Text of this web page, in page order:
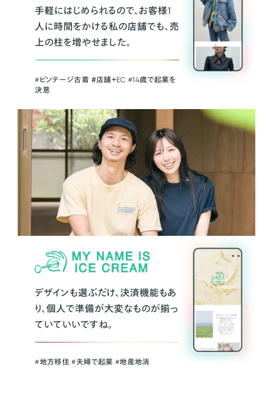
手軽にはじめられるので、お客様1
人に時間をかける私の店舗でも、売
上の柱を増やせました。
#ビンテージ古着 ＃店舗＋EC #14歳で起業を
決意
デザインも選ぶだけ、決済機能もあ
り、個人で準備が大変なものが揃っ
ていていいですね。
#地方移住 #夫婦で起業 #地産地消